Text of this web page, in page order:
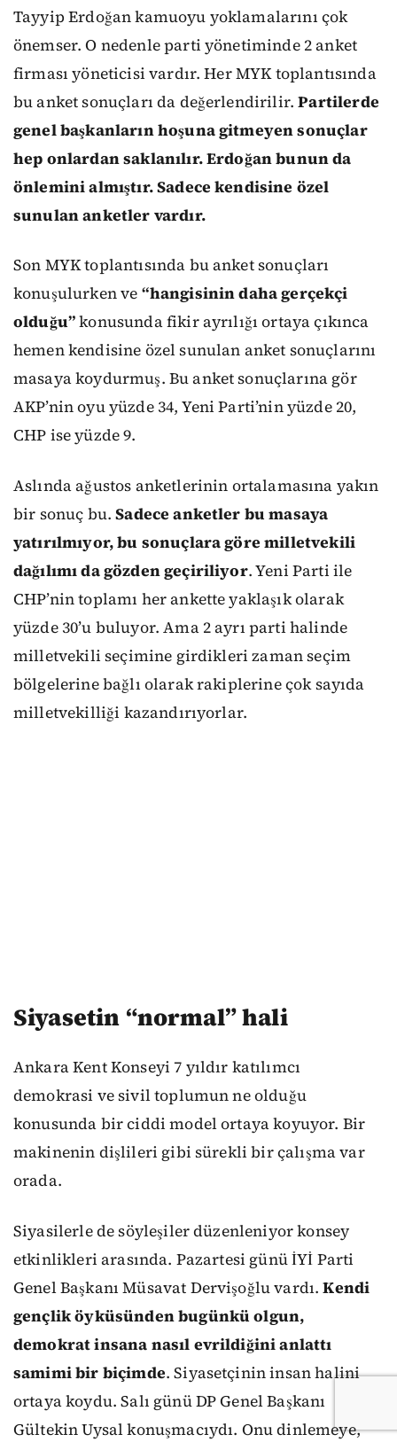
Tayyip Erdoğan kamuoyu yoklamalarını çok
önemser. O nedenle parti yönetiminde 2 anket
firması yöneticisi vardır. Her MYK toplantısında
bu anket sonuçları da değerlendirilir.Partilerde
genel başkanların hoşuna gitmeyen sonuçlar
hep onlardan saklanılır. Erdoğan bunun da
önlemini almıştır. Sadece kendisine özel
sunulan anketler vardır.
Son MYK toplantısında bu anket sonuçları
konuşulurken ve “hangisinin daha gerçekçi
olduğu”konusunda fikir ayrılığı ortaya çıkınca
hemen kendisine özel sunulan anket sonuçlarını
masaya koydurmuş. Bu anket sonuçlarına gör
AKP’nin oyu yüzde 34, Yeni Parti’nin yüzde 20,
CHP ise yüzde 9.
Aslında ağustos anketlerinin ortalamasına yakın
bir sonuç bu.Sadece anketler bu masaya
yatırılmıyor, bu sonuçlara göre milletvekili
dağılımı da gözden geçiriliyor. Yeni Parti ile
CHP’nin toplamı her ankette yaklaşık olarak
yüzde 30’u buluyor. Ama 2 ayrı parti halinde
milletvekili seçimine girdikleri zaman seçim
bölgelerine bağlı olarak rakiplerine çok sayıda
milletvekilliği kazandırıyorlar.
Siyasetin “normal” hali
Ankara Kent Konseyi 7 yıldır katılımcı
demokrasi ve sivil toplumun ne olduğu
konusunda bir ciddi model ortaya koyuyor. Bir
makinenin dişlileri gibi sürekli bir çalışma var
orada.
Siyasilerle de söyleşiler düzenleniyor konsey
etkinlikleri arasında. Pazartesi günü İYİ Parti
Genel Başkanı Müsavat Dervişoğlu vardı.Kendi
gençlik öyküsünden bugünkü olgun,
demokrat insana nasıl evrildiğini anlattı
samimi bir biçimde. Siyasetçinin insan halini
ortaya koydu. Salı günü DP Genel Başkanı
Gültekin Uysal konuşmacıydı. Onu dinlemeye,